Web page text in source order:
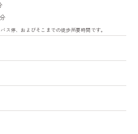
ス停、およびそこまでの徒歩所要時間です。